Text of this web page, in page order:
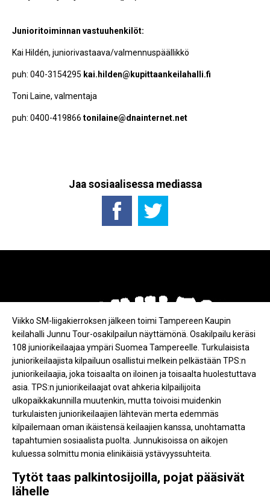
Junioritoiminnan vastuuhenkilöt:
Kai Hildén, juniorivastaava/valmennuspäällikkö
puh: 040-3154295 kai.hilden@kupittaankeilahalli.fi
Toni Laine, valmentaja
puh: 0400-419866 tonilaine@dnainternet.net
Jaa sosiaalisessa mediassa
Viikko SM-liigakierroksen jälkeen toimi Tampereen Kaupin
keilahalli Junnu Tour-osakilpailun näyttämönä. Osakilpailu keräsi
108 juniorikeilaajaa ympäri Suomea Tampereelle. Turkulaisista
juniorikeilaajista kilpailuun osallistui melkein pelkästään TPS:n
juniorikeilaajia, joka toisaalta on iloinen ja toisaalta huolestuttava
asia. TPS:n juniorikeilaajat ovat ahkeria kilpailijoita
ulkopaikkakunnilla muutenkin, mutta toivoisi muidenkin
turkulaisten juniorikeilaajien lähtevän merta edemmäs
kilpailemaan oman ikäistensä keilaajien kanssa, unohtamatta
tapahtumien sosiaalista puolta. Junnukisoissa on aikojen
kuluessa solmittu monia elinikäisiä ystävyyssuhteita.
Tytöt taas palkintosijoilla, pojat pääsivät
lähelle